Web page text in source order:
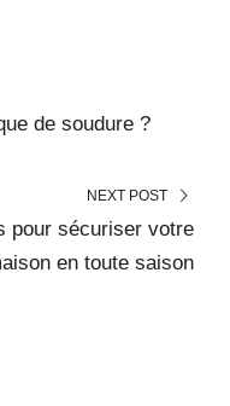
de soudure ?
NEXT POST
pour sécuriser votre
en toute saison